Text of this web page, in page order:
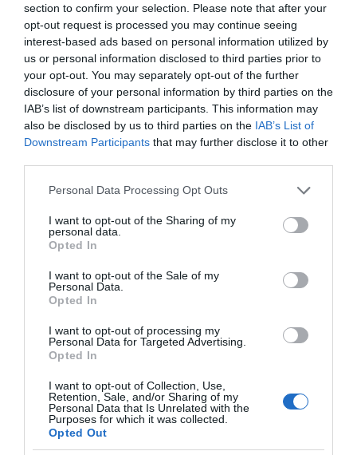
section to confirm your selection. Please note that after your
opt-out request is processed you may continue seeing
interest-based ads based on personal information utilized by
us or personal information disclosed to third parties prior to
your opt-out. You may separately opt-out of the further
disclosure of your personal information by third parties on the
IAB’s list of downstream participants. This information may
also be disclosed by us to third parties on the IAB’s List of
Downstream Participants that may further disclose it to other
Please note that this website/app uses one or more Google
not limited to your visit or usage behaviour. You may click to
grant or deny consent to Google and its third-party tags to
use your data for below specified purposes in below Google
consent section.
Personal Data Processing Opt Outs
I want to opt-out of the Sharing of my
personal data.
Opted In
I want to opt-out of the Sale of my
Personal Data.
Opted In
I want to opt-out of processing my
Personal Data for Targeted Advertising.
Opted In
I want to opt-out of Collection, Use,
Retention, Sale, and/or Sharing of my
Personal Data that Is Unrelated with the
Purposes for which it was collected.
Opted Out
ΡΟΗ ΕΙΔΗΣΕΩΝ
Οι αγώνες του ΠΑΟΚ στον 3ο προκριματικό γύρο
του Europa League είναι στο OPEN
ΠΑΣΟΚ για ΟΣΔΕ 2026: Η κυβέρνηση επιχειρεί να
μετατρέψει ένα πρωτοφανές φιάσκο σε
Ελληνικός Ερυθρός Σταυρός: Διάσωση ζώων στη
Ιός Δυτικού Νείλου: Έκρηξη κρουσμάτων στην Αττική
Μεταμόρφωση του Σωτήρος: Τα έθιμα, ο
συμβολισμός και η αλλαγή του καιρού
ΝΔ: Απ’ έξω νηνεμία και… μέσα τρικυμία